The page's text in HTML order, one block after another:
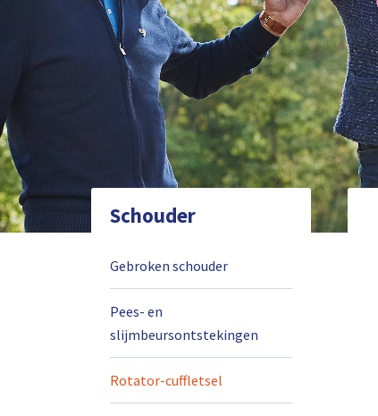
Schouder
Gebroken schouder
Pees- en
slijmbeursontstekingen
Rotator-cuffletsel